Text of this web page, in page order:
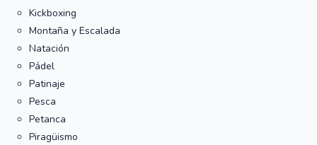
Kickboxing
Montaña y Escalada
Natación
Pádel
Patinaje
Pesca
Petanca
Piragüismo